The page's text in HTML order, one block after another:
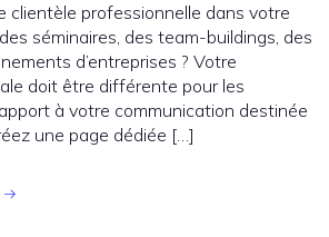
clientèle professionnelle dans votre
séminaires, des team-buildings, des
d’entreprises ? Votre
doit être différente pour les
à votre communication destinée
une page dédiée […]